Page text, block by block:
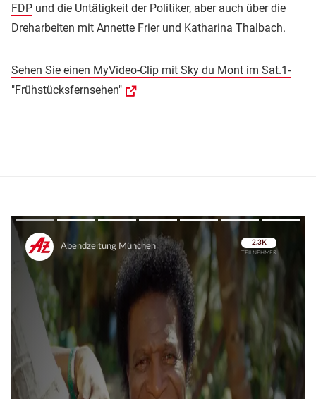
FDP und die Untätigkeit der Politiker, aber auch über die
Dreharbeiten mit Annette Frier und Katharina Thalbach.
Sehen Sie einen MyVideo-Clip mit Sky du Mont im Sat.1-
"Frühstücksfernsehen"
Überspringen